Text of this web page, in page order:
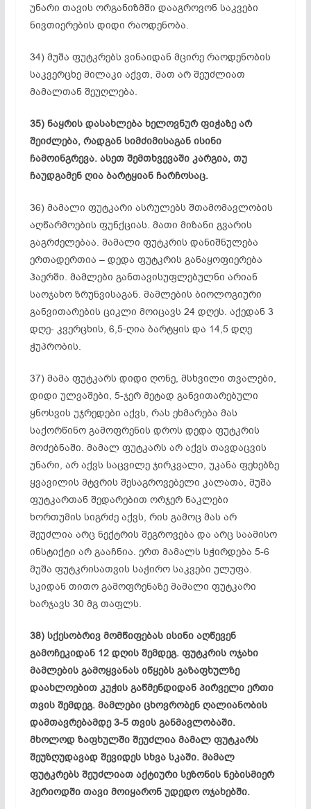
უნარი თავის ორგანიზმში დააგროვონ საკვები
ნივთიერების დიდი რაოდენობა.
34) მუშა ფუტკრებს ვინაიდან მცირე რაოდენობის
საკვერცხე მილაკი აქვთ, მათ არ შეუძლიათ
მამალთან შეუღლება.
35) ნაყრისდასახლება ხელოვნურფიჭაზეარ
შეიძლება, რადგან სიმძიმისაგან ისინი
ჩამოინგრევა. ასეთ შემთხვევაში კარგია, თუ
ჩაუდგამენ ღია ბარტყიან ჩარჩოსაც.
36) მამალი ფუტკარი ასრულებს შთამომავლობის
აღწარმოებისფუნქციას. მათი მიზანი გვარის
გაგრძელებაა. მამალი ფუტკრის დანიშნულება
ერთადერთია – დედა ფუტკრის განაყოფიერება
ჰაერში. მამლები განთავისუფლებულნი არიან
საოჯახო ზრუნვისაგან. მამლების ბიოლოგიური
განვითარების ციკლი მოიცავს 24 დღეს. აქედან 3
დღე- კვერცხის, 6,5-ღია ბარტყის და 14,5 დღე
ჭუპრობის.
37) მამა ფუტკარს დიდი ღონე, მსხვილი თვალები,
დიდი ულვაშები, 5-ჯერ მეტად განვითარებული
ყნოსვის უჯრედები აქვს, რას ეხმარება მას
საქორწინო გამოფრენის დროს დედა ფუტკრის
მოძებნაში. მამალ ფუტკარს არ აქვს თავდაცვის
უნარი, არ აქვს საცვილეჯირკვალი, უკანა ფეხებზე
ყვავილის მტვრის შესაგროვებელი კალათა, მუშა
ფუტკართან შედარებით ორჯერ ნაკლები
ხორთუმის სიგრძე აქვს, რის გამოც მას არ
შეუძლია არც ნექტრის შეგროვება და არც საამისო
ინსტიქტი არ გააჩნია. ერთ მამალს სჭირდება 5-6
მუშა ფუტკრისათვისსაჭირო საკვები ულუფა.
სკიდან თითო გამოფრენაზემამალი ფუტკარი
ხარჯავს 30 მგ თაფლს.
38) სქესობრივ მომწიფებას ისინი აღწევენ
გამოჩეკიდან 12 დღის შემდეგ. ფუტკრის ოჯახი
მამლების გამოყვანას იწყებს გაზაფხულზე
დაახლოებით კუჭის გაწმენდიდანპირველი ერთი
თვის შემდეგ. მამლები ცხოვრობენ ღალიანობის
დამთავრებამდე 3-5 თვის განმავლობაში.
მხოლოდ ზაფხულში შეუძლია მამალ ფუტკარს
შეუზღუდავად შევიდეს სხვა სკაში. მამალ
ფუტკრებს შეუძლიათ აქტიური სეზონის ნებისმიერ
პერიოდში თავი მოიყარონ უდედო ოჯახებში.